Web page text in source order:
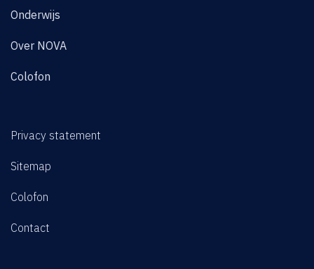
Onderwijs
Over NOVA
Colofon
Privacy statement
Sitemap
Colofon
Contact